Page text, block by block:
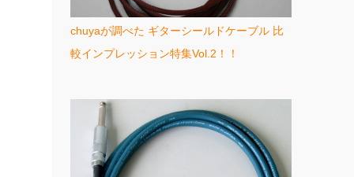
chuyaが調べた ギターシールドケーブル 比
較インプレッション特集Vol.2！！